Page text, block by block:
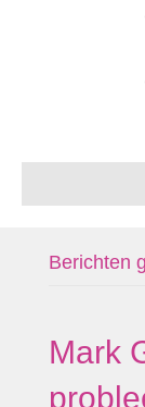
Berichten
Mark